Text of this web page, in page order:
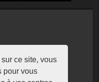
ce site, vous
pour vous